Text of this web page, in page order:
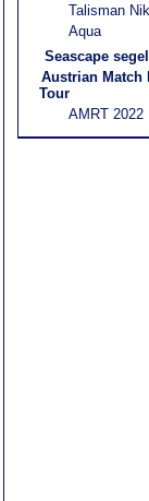
Talisman
Aqua
Seascape
Austrian Match
Tour
AMRT 2022